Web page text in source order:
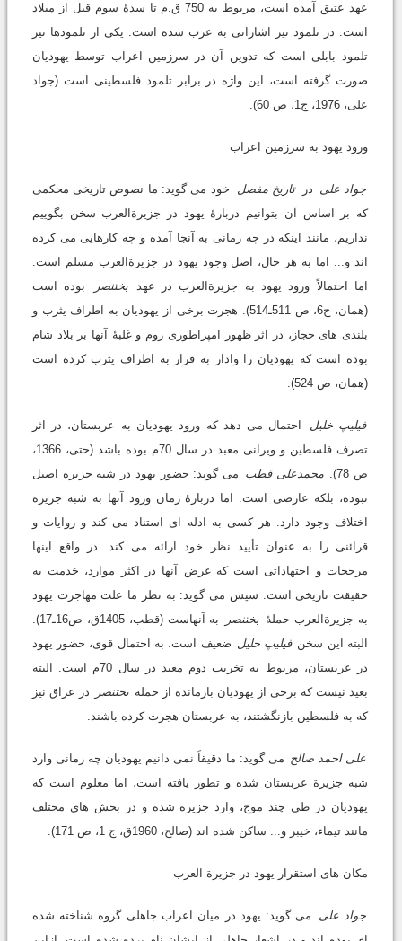
عهد عتیق آمده است، مربوط به 750 ق.م تا سدۀ سوم قبل از میلاد
است. در تلمود نیز اشاراتی به عرب شده است. یکی از تلمودها نیز
تلمود بابلی است که تدوین آن در سرزمین اعراب توسط یهودیان
صورت گرفته است، این واژه در برابر تلمود فلسطینی است (جواد
علی، 1976، ج1، ص 60).
ورود یهود به سرزمین اعراب
جواد علی در تاریخ مفصل
خود می گوید: ما نصوص تاریخی محکمی
که بر اساس آن بتوانیم دربارۀ یهود در جزیرةالعرب سخن بگوییم
نداریم، مانند اینکه در چه زمانی به آنجا آمده و چه کارهایی می کرده
اند و... اما به هر حال، اصل وجود یهود در جزیرةالعرب مسلم است.
اما احتمالاً ورود یهود به جزیرةالعرب در عهد
بختنصر
بوده است
(همان، ج6، ص 511ـ514). هجرت برخی از یهودیان به اطراف یثرب و
بلندی های حجاز، در اثر ظهور امپراطوری روم و غلبۀ آنها بر بلاد شام
بوده است که یهودیان را وادار به فرار به اطراف یثرب کرده است
(همان، ص 524).
فیلیپ خلیل
احتمال می دهد که ورود یهودیان به عربستان، در اثر
تصرف فلسطین و ویرانی معبد در سال 70م بوده باشد (حتی، 1366،
ص 78).
محمدعلی قطب می گوید: حضور یهود در شبه جزیره اصیل
نبوده، بلکه عارضی است. اما دربارۀ زمان ورود آنها به شبه جزیره
اختلاف وجود دارد. هر کسی به ادله ای استناد می کند و روایات و
قرائنی را به عنوان تأیید نظر خود ارائه می کند. در واقع اینها
مرجحات و اجتهاداتی است که غرض آنها در اکثر موارد، خدمت به
حقیقت تاریخی است. سپس می گوید: به نظر ما علت مهاجرت یهود
به جزیرةالعرب حملۀ بختنصر
به آنهاست (قطب، 1405ق، ص16ـ17).
البته این سخن فیلیپ خلیل ضعیف است. به احتمال قوی، حضور یهود
در عربستان، مربوط به تخریب دوم معبد در سال 70م است. البته
بعید نیست که برخی از یهودیان بازمانده از حملة بختنصر
در عراق نیز
که به فلسطین بازنگشتند، به عربستان هجرت کرده باشند.
علی احمد صالح می گوید: ما دقیقاً نمی دانیم یهودیان چه زمانی وارد
شبه جزیرة عربستان شده و تطور یافته است، اما معلوم است که
یهودیان در طی چند موج، وارد جزیره شده و در بخش های مختلف
مانند تیماء، خیبر و... ساکن شده اند (صالح، 1960ق، ج 1، ص 171).
مکان های استقرار یهود در جزیرة العرب
جواد علی
می گوید: یهود در میان اعراب جاهلی گروه شناخته شده